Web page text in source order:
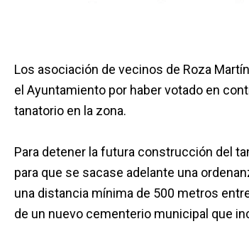
Los asociación de vecinos de Roza
el Ayuntamiento por haber votado en
tanatorio en la zona.
Para detener la futura construcción del
para que se sacase adelante una
una distancia mínima de 500 metros
de un nuevo cementerio municipal que